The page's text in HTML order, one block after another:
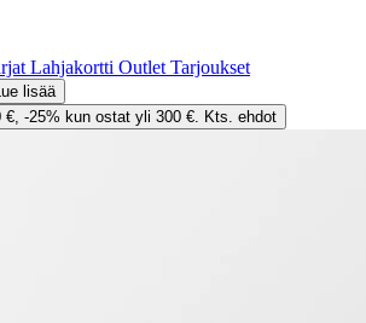
Lahjakortti Outlet Tarjoukset
lisää
-25% kun ostat yli 300 €. Kts. ehdot